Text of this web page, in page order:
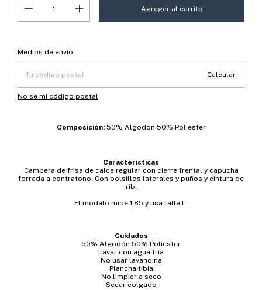
Entregas para el CP:
Medios de envío
Calcular
No sé mi código postal
Composición: 50% Algodón 50% Poliester
Características
Campera de frisa de calce regular con cierre frental y capucha
forrada a contratono. Con bolsillos laterales y puños y cintura de
rib.
El modelo mide 1,85 y usa talle L.
Cuidados
50% Algodón 50% Poliester
Lavar con agua fría
No usar lavandina
Plancha tibia
No limpiar a seco
Secar colgado